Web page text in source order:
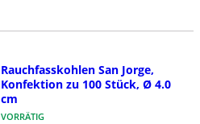
Rauchfasskohlen San Jorge,
Konfektion zu 100 Stück, Ø 4.0
cm
VORRÄTIG